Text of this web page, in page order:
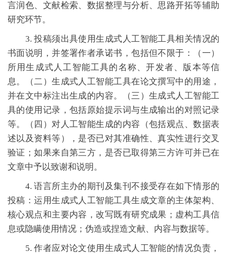
言润色、文献检索、数据整理与分析、思路开拓等辅助
研究环节。
3. 投稿须出具使用生成式人工智能工具相关情况的
书面说明，并签署作者承诺书，包括但不限于：（一）
所用生成式人工智能工具的名称、开发者、版本等信
息。（二）生成式人工智能工具在论文撰写中的用途，
并在文中标注出生成的内容。（三）生成式人工智能工
具的使用记录，包括原始提示词与生成输出的对照记录
等。（四）对人工智能生成的内容（包括观点、数据表
述以及资料等），是否已对其准确性、真实性进行交叉
验证；如果来自第三方，是否已取得第三方许可并已在
文章中予以致谢和说明。
4. 语言所主办的期刊及集刊不接受存在如下情形的
投稿：运用生成式人工智能工具生成文章的主体架构、
核心观点和主要内容，改写既有研究成果；虚构工具信
息或隐瞒使用情况；伪造或捏造文献、内容与数据等。
5. 作者应对论文使用生成式人工智能的情况负责，